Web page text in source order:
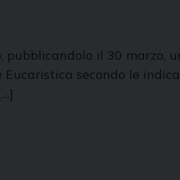
pubblicandolo il 30 marzo,
secondo le